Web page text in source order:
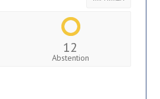
12
Abstention